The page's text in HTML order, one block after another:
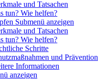
und Tatsachen
tun? Wie helfen?
Submenü anzeigen
und Tatsachen
tun? Wie helfen?
Schritte
und Prävention
Informationen
anzeigen